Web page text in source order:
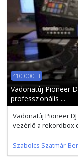
410 000 Ft
Vadonatúj Pioneer
professzionális ...
Vadonatúj Pioneer
vezérlő a rekordbox
Szabolcs-Szatmár-